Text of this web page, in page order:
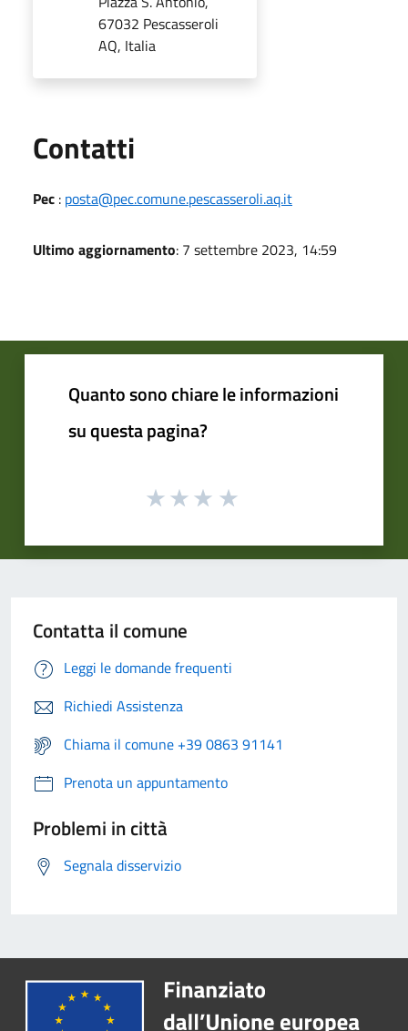
67032 Pescasseroli
AQ, Italia
Contatti
Pec : posta@pec.comune.pescasseroli.aq.it
Ultimo aggiornamento: 7 settembre 2023, 14:59
Quanto sono chiare le informazioni
su questa pagina?
Contatta il comune
Leggi le domande frequenti
Richiedi Assistenza
Chiama il comune +39 0863 91141
Prenota un appuntamento
Problemi in città
Segnala disservizio